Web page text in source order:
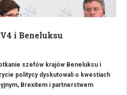
i Beneluksu
szefów krajów Beneluksu i
politycy dyskutowali o kwestiach
Brexitem i partnerstwem